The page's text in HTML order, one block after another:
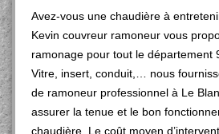
Avez-vous une chaudière à
Kevin couvreur ramoneur vous
ramonage pour tout le département
Vitre, insert, conduit,… nous
de ramoneur professionnel à Le
assurer la tenue et le bon
chaudière. Le coût moyen